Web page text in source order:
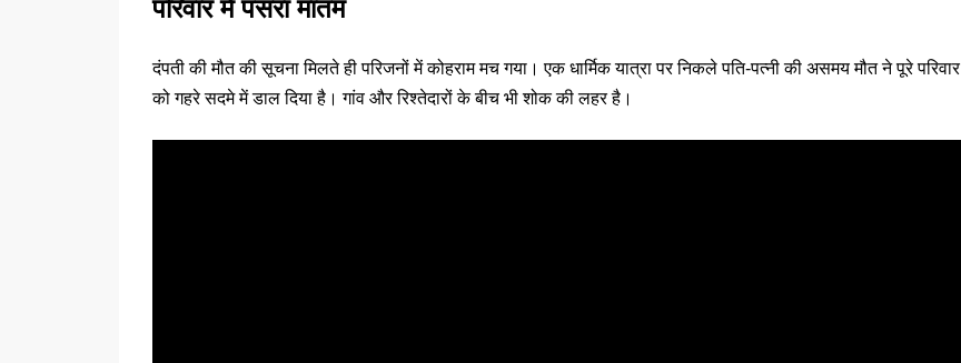
परिवार में पसरा मातम
दंपती की मौत की सूचना मिलते ही परिजनों में कोहराम मच गया। एक धार्मिक यात्रा पर निकले पति-पत्नी की असमय मौत ने पूरे परिवार
को गहरे सदमे में डाल दिया है। गांव और रिश्तेदारों के बीच भी शोक की लहर है।